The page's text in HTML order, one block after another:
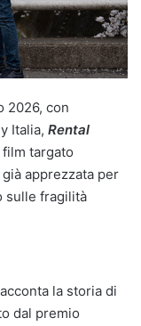
2026, con
Italia, Rental
targato
apprezzata per
sulle fragilità
la storia di
dal premio